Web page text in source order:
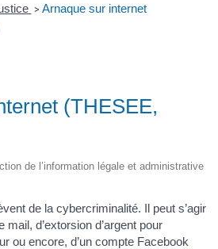
> Arnaque sur internet
(THESEE,
de l’information légale et administrative
de la cybercriminalité. Il peut s’agir
d’extorsion d’argent pour
ou encore, d’un compte Facebook